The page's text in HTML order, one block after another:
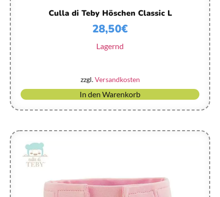
Culla di Teby Höschen Classic L
28,50€
Lagernd
zzgl.Versandkosten
In den Warenkorb